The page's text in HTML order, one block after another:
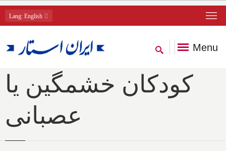
Lang: English
Menu
کودکان خشمگین یا
عصبانی